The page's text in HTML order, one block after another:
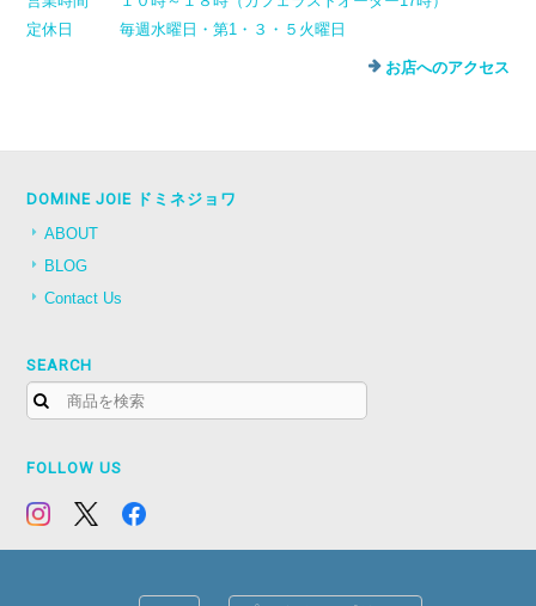
定休日
毎週水曜日・第1・３・５火曜日
お店へのアクセス
DOMINE JOIE ドミネジョワ
ABOUT
BLOG
Contact Us
SEARCH
FOLLOW US